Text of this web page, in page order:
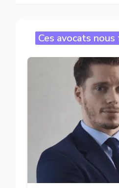
Ces avocats